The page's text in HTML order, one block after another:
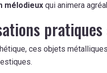
mélodieux qui animera
ces objets